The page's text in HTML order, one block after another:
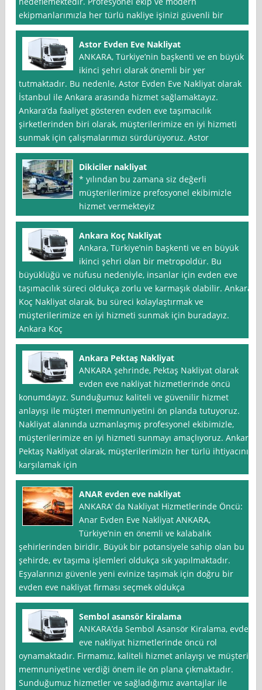
ekipmanlarımızla her türlü nakliye işinizi güvenli bir
Astor Evden Eve Nakliyat
ANKARA, Türkiye’nin başkenti ve en büyük
ikinci şehri olarak önemli bir yer
tutmaktadır. Bu nedenle, Astor Evden Eve Nakliyat olarak
İstanbul ile Ankara arasında hizmet sağlamaktayız.
Ankara’da faaliyet gösteren evden eve taşımacılık
şirketlerinden biri olarak, müşterilerimize en iyi hizmeti
sunmak için çalışmalarımızı sürdürüyoruz. Astor
Dikiciler nakliyat
* yılından bu zamana siz değerli
müşterilerimize prefosyonel ekibimizle
hizmet vermekteyiz
Ankara Koç Nakliyat
Ankara, Türkiye’nin başkenti ve en büyük
ikinci şehri olan bir metropoldür. Bu
büyüklüğü ve nüfusu nedeniyle, insanlar için evden eve
taşımacılık süreci oldukça zorlu ve karmaşık olabilir. Ankara
Koç Nakliyat olarak, bu süreci kolaylaştırmak ve
müşterilerimize en iyi hizmeti sunmak için buradayız.
Ankara Koç
Ankara Pektaş Nakliyat
ANKARA şehrinde, Pektaş Nakliyat olarak
evden eve nakliyat hizmetlerinde öncü
konumdayız. Sunduğumuz kaliteli ve güvenilir hizmet
anlayışı ile müşteri memnuniyetini ön planda tutuyoruz.
Nakliyat alanında uzmanlaşmış profesyonel ekibimizle,
müşterilerimize en iyi hizmeti sunmayı amaçlıyoruz. Ankara
Pektaş Nakliyat olarak, müşterilerimizin her türlü ihtiyacını
karşılamak için
ANAR evden eve nakliyat
ANKARA’ da Nakliyat Hizmetlerinde Öncü:
Anar Evden Eve Nakliyat ANKARA,
Türkiye’nin en önemli ve kalabalık
şehirlerinden biridir. Büyük bir potansiyele sahip olan bu
şehirde, ev taşıma işlemleri oldukça sık yapılmaktadır.
Eşyalarınızı güvenle yeni evinize taşımak için doğru bir
evden eve nakliyat firması seçmek oldukça
Sembol asansör kiralama
ANKARA’da Sembol Asansör Kiralama, evden
eve nakliyat hizmetlerinde öncü rol
oynamaktadır. Firmamız, kaliteli hizmet anlayışı ve müşteri
memnuniyetine verdiği önem ile ön plana çıkmaktadır.
Sunduğumuz hizmetler ve sağladığımız avantajlar ile